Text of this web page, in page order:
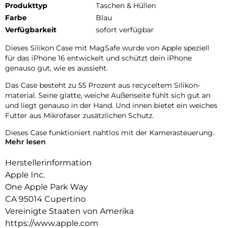
Produkttyp
Taschen & Hüllen
Farbe
Blau
Verfügbarkeit
sofort verfügbar
Dieses Silikon Case mit MagSafe wurde von Apple speziell
für das iPhone 16 entwickelt und schützt dein iPhone
genauso gut, wie es aussieht.
Das Case besteht zu 55 Prozent aus recyceltem Silikon­
material. Seine glatte, weiche Außenseite fühlt sich gut an
und liegt genauso in der Hand. Und innen bietet ein weiches
Futter aus Mikrofaser zusätzlichen Schutz.
Dieses Case funktioniert nahtlos mit der Kamerasteuerung.
Es kommt mit Saphirglas mit einer leitenden Schicht, die die
überträgt.
Mit integrierten Magneten, die sich perfekt am iPhone 16
ausrichten, hält das Case ganz einfach und sorgt für
schnelleres kabel­loses Laden. Lass dein iPhone beim Laden
einfach im Case und docke dein MagSafe Ladegerät an oder
leg es auf dein Qi2 oder Qi zertifiziertes Ladegerät.
Mehr lesen
Herstellerinformation
Apple Inc.
One Apple Park Way
CA 95014 Cupertino
Vereinigte Staaten von Amerika
https://www.apple.com